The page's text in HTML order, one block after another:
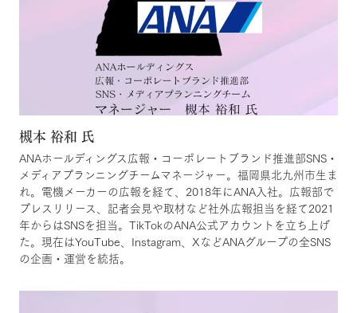
槻本 裕和 氏
ANAホールディングス広報・コーポレートブランド推進部SNS・
メディアプランニングチームマネージャー。福岡県北九州市生ま
れ。電機メーカーの広報を経て、2018年にANA入社。広報部で
プレスリリース、記者会見や取材など社外広報担当を経て2021
年からはSNSを担当。TikTokのANA公式アカウントを立ち上げ
た。現在はYouTube、Instagram、XなどANAグループの全SNS
の企画・運営を統括。